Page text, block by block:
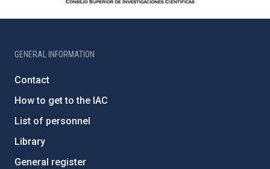
GENERAL INFORMATION
Contact
How to get to the IAC
List of personnel
Library
General register